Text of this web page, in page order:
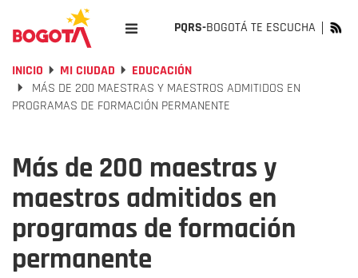
PQRS-BOGOTÁ TE ESCUCHA
INICIO MI CIUDAD
EDUCACIÓN
MÁS DE 200 MAESTRAS Y MAESTROS ADMITIDOS EN
PROGRAMAS DE FORMACIÓN PERMANENTE
Más de 200 maestras y
maestros admitidos en
programas de formación
permanente